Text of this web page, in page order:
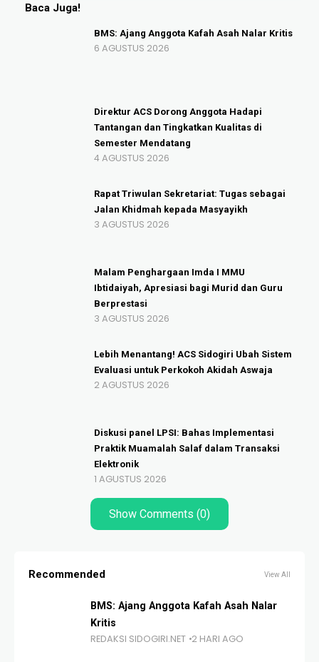
Baca Juga!
BMS: Ajang Anggota Kafah Asah Nalar Kritis
6 AGUSTUS 2026
Direktur ACS Dorong Anggota Hadapi
Tantangan dan Tingkatkan Kualitas di
Semester Mendatang
4 AGUSTUS 2026
Rapat Triwulan Sekretariat: Tugas sebagai
Jalan Khidmah kepada Masyayikh
3 AGUSTUS 2026
Malam Penghargaan Imda I MMU
Ibtidaiyah, Apresiasi bagi Murid dan Guru
Berprestasi
3 AGUSTUS 2026
Lebih Menantang! ACS Sidogiri Ubah Sistem
Evaluasi untuk Perkokoh Akidah Aswaja
2 AGUSTUS 2026
Diskusi panel LPSI: Bahas Implementasi
Praktik Muamalah Salaf dalam Transaksi
Elektronik
1 AGUSTUS 2026
Show Comments (0)
Recommended View All
BMS: Ajang Anggota Kafah Asah Nalar
Kritis
REDAKSI SIDOGIRI.NET 2 HARI AGO